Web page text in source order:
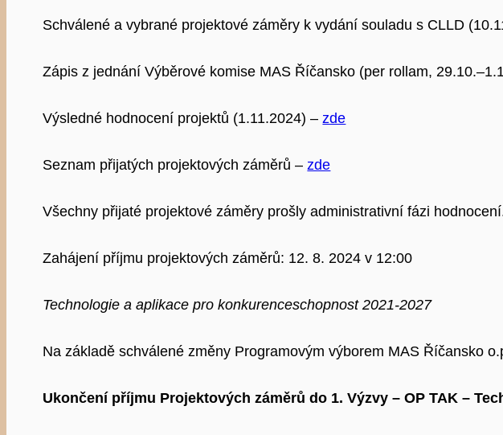
Schválené a vybrané projektové záměry k vydání souladu s CLLD
Zápis z jednání Výběrové komise MAS Říčansko (per rollam,
Výsledné hodnocení projektů (1.11.2024) –zde
Seznam přijatých projektových záměrů –zde
Všechny přijaté projektové záměry prošly administrativní fázi
Zahájení příjmu projektových záměrů: 12. 8. 2024 v 12:00
Technologie a aplikace pro konkurenceschopnost 2021-2027
Na základě schválené změny Programovým výborem MAS Říčansko
Ukončení příjmu Projektových záměrů do 1. Výzvy – OP TAK –